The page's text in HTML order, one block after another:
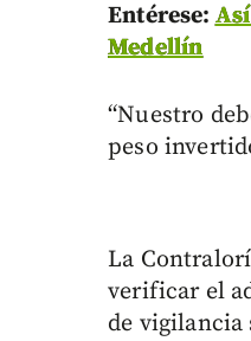
Entérese:
Medellín
“Nuestro
peso
La
verificar el
de vigilancia